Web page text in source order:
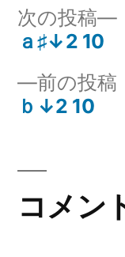
ー:
投
稿
ビ
ゲ
前の投稿
ｂ↓2 10
次の投稿
次
ａ♯↓2 10
コメン